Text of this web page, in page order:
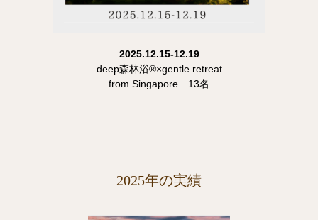
2025.12.15-12.19
deep森林浴®×gentle retreat
from Singapore 13名
2025年の実績